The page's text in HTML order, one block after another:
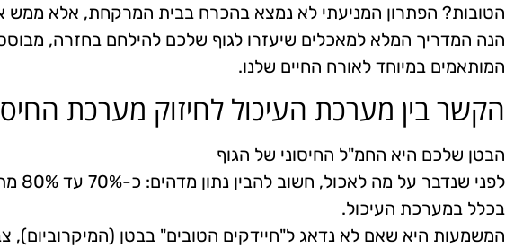
הטובות? הפתרון המניעתי לא נמצא בהכרח בבית המרקחת, אלא
הנה המדריך המלא למאכלים שיעזרו לגוף שלכם להילחם בחזרה,
המותאמים במיוחד לאורח החיים שלנו.
הקשר בין מערכת העיכול לחיזוק מערכת
הבטן שלכם היא החמ"ל החיסוני של הגוף
לפני
בכלל במערכת העיכול.
המשמעות היא שאם לא נדאג ל"חיידקים הטובים" בבטן (המיקרוביום),